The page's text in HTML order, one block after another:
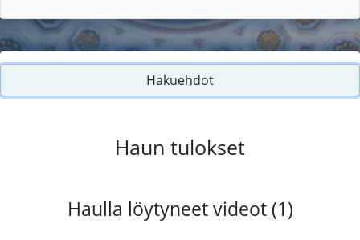
Hakuehdot
Haun tulokset
Haulla löytyneet videot (1)